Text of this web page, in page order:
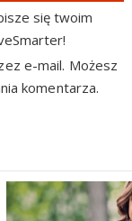
się twoim
e-mail. Możesz
komentarza.